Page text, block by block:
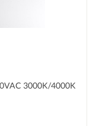
3000K/4000K